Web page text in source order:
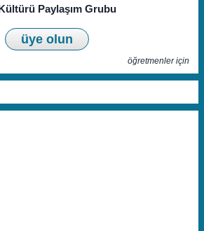
Paylaşım Grubu
üye olun
öğretmenler için